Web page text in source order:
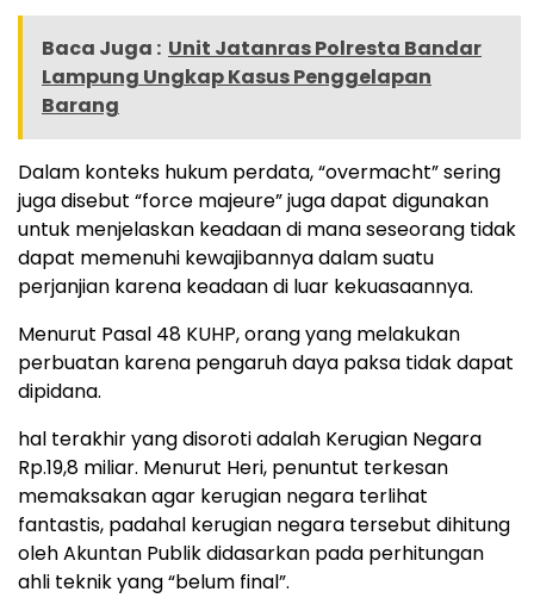
Baca Juga : Unit Jatanras Polresta Bandar
Lampung Ungkap Kasus Penggelapan
Barang
Dalam konteks hukum perdata, “overmacht” sering
juga disebut “force majeure” juga dapat digunakan
untuk menjelaskan keadaan di mana seseorang tidak
dapat memenuhi kewajibannya dalam suatu
perjanjian karena keadaan di luar kekuasaannya.
Menurut Pasal 48 KUHP, orang yang melakukan
perbuatan karena pengaruh daya paksa tidak dapat
dipidana.
hal terakhir yang disoroti adalah Kerugian Negara
Rp.19,8 miliar. Menurut Heri, penuntut terkesan
memaksakan agar kerugian negara terlihat
fantastis, padahal kerugian negara tersebut dihitung
oleh Akuntan Publik didasarkan pada perhitungan
ahli teknik yang “belum final”.